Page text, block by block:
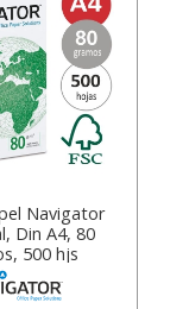
Navigator
Din A4, 80
500 hjs